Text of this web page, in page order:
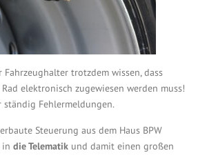
trotzdem wissen, dass
elektronisch zugewiesen werden muss!
ständig Fehlermeldungen.
Steuerung aus dem Haus BPW
in die Telematik und damit einen großen